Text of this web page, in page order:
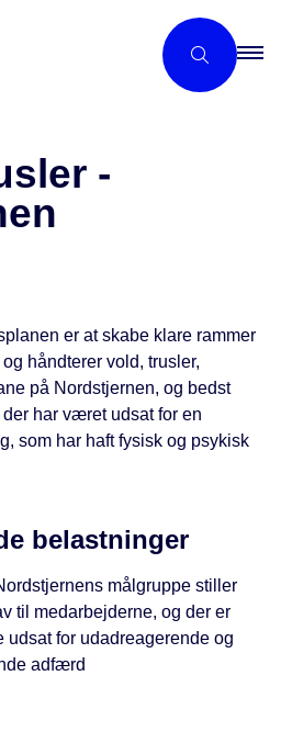
-
er at skabe klare rammer
håndterer vold, trusler,
på Nordstjernen, og bedst
har været udsat for en
som har haft fysisk og psykisk
belastninger
målgruppe stiller
til medarbejderne, og der er
udsat for udadreagerende og
adfærd